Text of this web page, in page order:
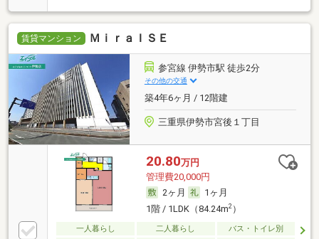
賃貸マンション ＭｉｒａＩＳＥ
参宮線 伊勢市駅 徒歩2分
その他の交通
築4年6ヶ月 / 12階建
三重県伊勢市宮後１丁目
20.80万円
管理費20,000円
2ヶ月
1ヶ月
1階 / 1LDK（84.24m2）
一人暮らし 二人暮らし バス・トイレ別